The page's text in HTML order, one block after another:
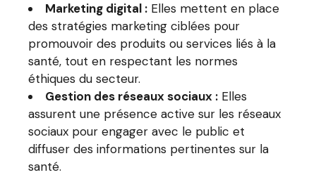
Marketing digital : Elles mettent en place
des stratégies marketing ciblées pour
promouvoir des produits ou services liés à la
santé, tout en respectant les normes
éthiques du secteur.
Gestion des réseaux sociaux : Elles
assurent une présence active sur les réseaux
sociaux pour engager avec le public et
diffuser des informations pertinentes sur la
santé.